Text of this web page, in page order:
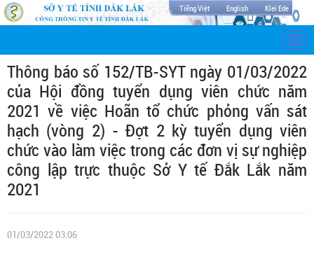
Tiếng Việt English Klei Ede
Thông báo số 152/TB-SYT ngày 01/03/2022
của Hội đồng tuyển dụng viên chức năm
2021 về việc Hoãn tổ chức phỏng vấn sát
hạch (vòng 2) - Đợt 2 kỳ tuyển dụng viên
chức vào làm việc trong các đơn vị sự nghiệp
công lập trực thuộc Sở Y tế Đắk Lắk năm
2021
01/03/2022 03:06